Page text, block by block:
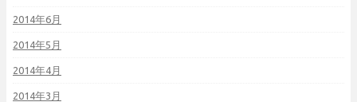
2014年6月
2014年5月
2014年4月
2014年3月